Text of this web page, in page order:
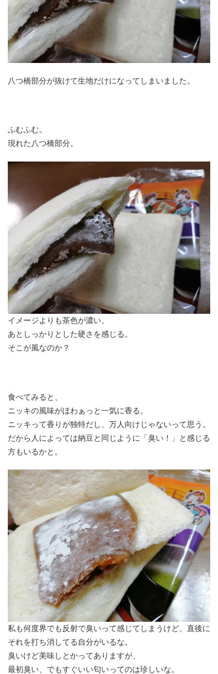
八つ橋部分が抜けて生地だけになってしまいました。
ふむふむ。
現れた八つ橋部分。
イメージよりも茶色が濃い。
あとしっかりとした硬さを感じる。
そこが風なのか？
食べてみると、
ニッキの風味がほわぁっと一気に香る。
ニッキって香りが独特だし、万人向けじゃないって思う。
だから人によっては納豆と同じように「臭い！」と感じる
方もいるかと。
私も何度界でも反射で臭いって感じてしまうけど、直後に
それを打ち消してる自分がいるな。
臭いけど美味しとかってありますが、
最初臭い、でもすぐいい匂いってのは珍しいな。